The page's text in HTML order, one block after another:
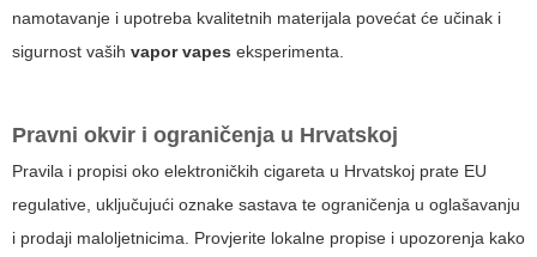
namotavanje i upotreba kvalitetnih materijala povećat će učinak i
sigurnost vaših vapor vapes eksperimenta.
Pravni okvir i ograničenja u Hrvatskoj
Pravila i propisi oko elektroničkih cigareta u Hrvatskoj prate EU
regulative, uključujući oznake sastava te ograničenja u oglašavanju
i prodaji maloljetnicima. Provjerite lokalne propise i upozorenja kako